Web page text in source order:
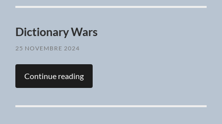
Dictionary Wars
25 NOVEMBRE 2024
Continue reading